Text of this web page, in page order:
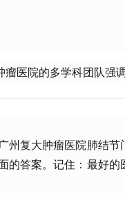
医院的多学科团队强调
州复大肿瘤医院肺结节
的答案。记住：最好的